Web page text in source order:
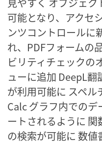
可能となり、アクセ
ンツコントロールに
れ、PDFフォームの
ビリティチェックの
ューに追加 DeepL
が利用可能に スペ
Calc グラフ内での
ートされるように
の検索が可能に 数値